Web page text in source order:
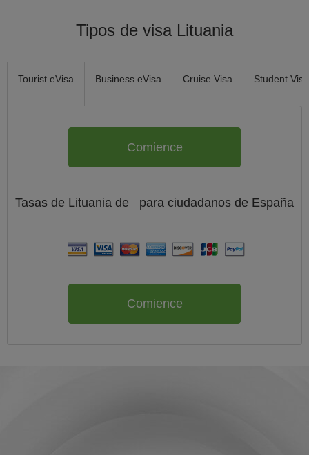
Tipos de visa Lituania
Tourist eVisa Business eVisa Cruise Visa Student Visa
Comience
Tasas de Lituania de para ciudadanos de España
Comience